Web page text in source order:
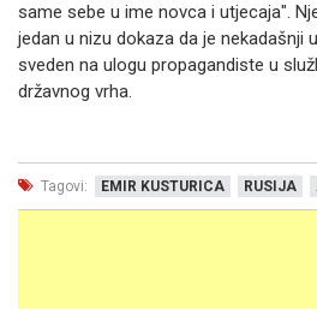
same sebe u ime novca i utjecaja".
jedan u nizu dokaza da je nekadašnji
sveden na ulogu propagandiste u
državnog vrha.
Tagovi: EMIR KUSTURICA RUSIJA